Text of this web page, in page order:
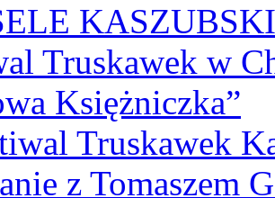
Truskawek w
Księżniczka”
Truskawek
z Tomaszem